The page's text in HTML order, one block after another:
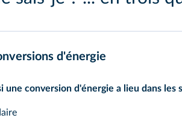
d'énergie
une conversion d'énergie a lieu dans les